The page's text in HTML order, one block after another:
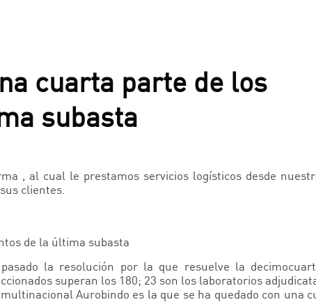
cuarta parte de los
subasta
, al cual le prestamos servicios logísticos desde
clientes.
de la última subasta
la resolución por la que resuelve la
superan los 180; 23 son los laboratorios
Aurobindo es la que se ha quedado con una